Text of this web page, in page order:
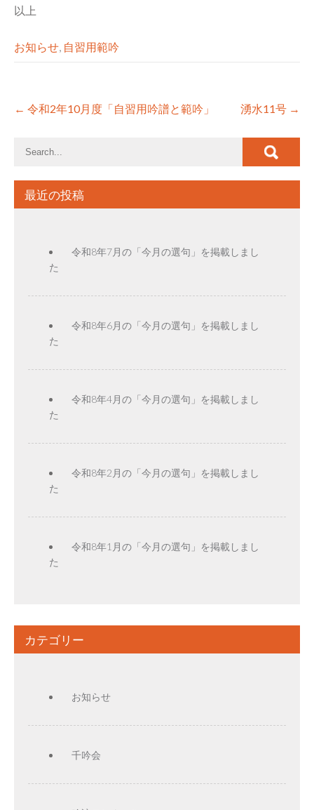
以上
お知らせ, 自習用範吟
Post
navigation
← 令和2年10月度「自習用吟譜と範吟」 湧水11号 →
最近の投稿
令和8年7月の「今月の選句」を掲載しまし
た
令和8年6月の「今月の選句」を掲載しまし
た
令和8年4月の「今月の選句」を掲載しまし
た
令和8年2月の「今月の選句」を掲載しまし
た
令和8年1月の「今月の選句」を掲載しまし
た
カテゴリー
お知らせ
千吟会